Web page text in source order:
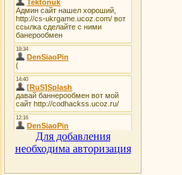
Для добавления
необходима авторизация